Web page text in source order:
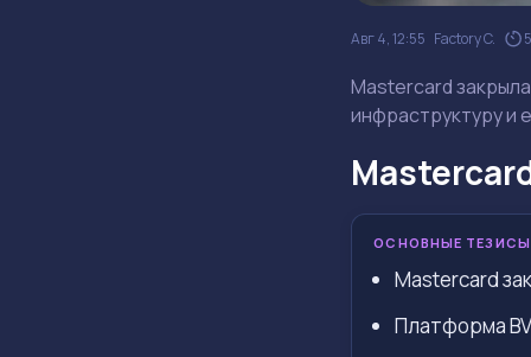
Авг 4, 12:55 Factory C.
Mastercard
инфраструктуру и
ОСНОВНЫЕ ТЕЗИСЫ
Mastercard
Платформа